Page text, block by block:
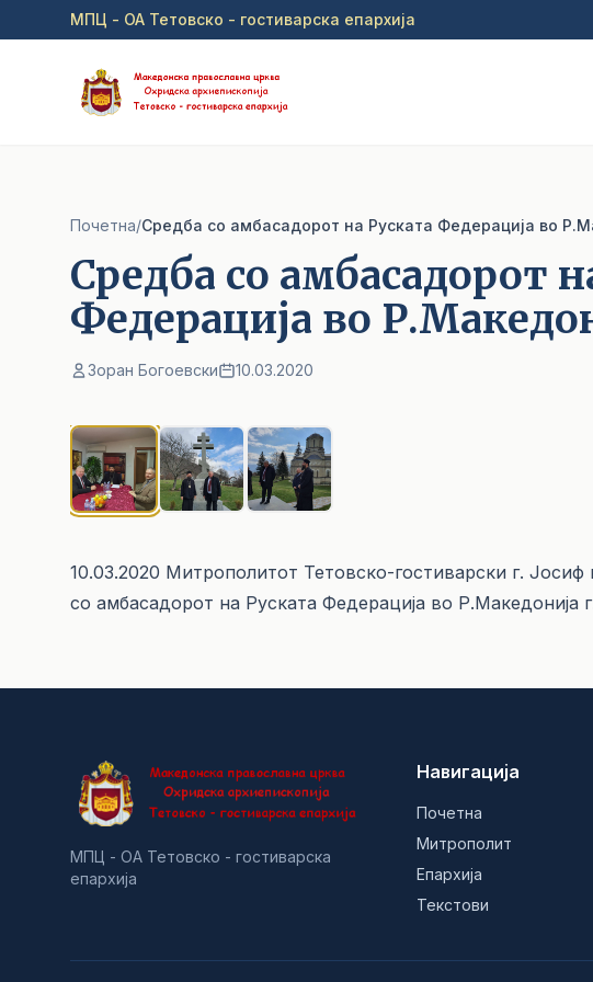
Прејди на главна содржина
МПЦ - ОА Тетовско - гостиварска епархија
Почетна/Средба со амбасадорот на Руската Федерација во
Средба со амбасадорот
Федерација во
Зоран Богоевски 10.03.2020
10.03.2020 Митрополитот Тетовско-гостиварски г.
со амбасадорот на Руската Федерација во Р.Македонија
МПЦ - ОА Тетовско - гостиварска
епархија
Навигација
Почетна
Митрополит
Епархија
Текстови